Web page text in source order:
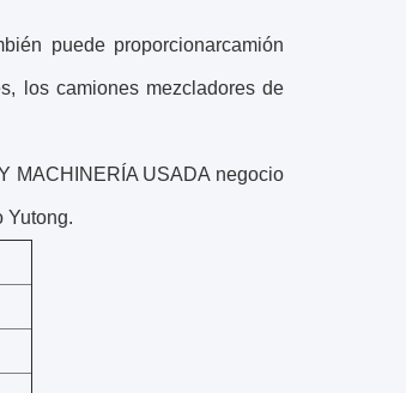
puede proporcionarcamión
los camiones mezcladores de
MACHINERÍA USADA negocio
Yutong.